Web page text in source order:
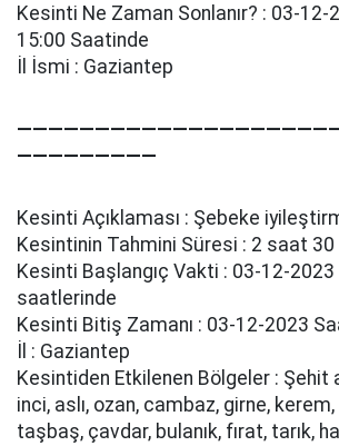
Kesinti Ne Zaman Sonlanır? : 03-12-
15:00 Saatinde
İl İsmi : Gaziantep
—————————
Kesinti Açıklaması : Şebeke
Kesintinin Tahmini Süresi : 2 saat
Kesinti Başlangıç Vakti : 03-12-
saatlerinde
Kesinti Bitiş Zamanı : 03-12-2023
İl : Gaziantep
Kesintiden Etkilenen Bölgeler : Şehi̇t
i̇nci̇, aslı, ozan, cambaz, gi̇rne,
taşbaş, çavdar, bulanık, fırat, tarık,